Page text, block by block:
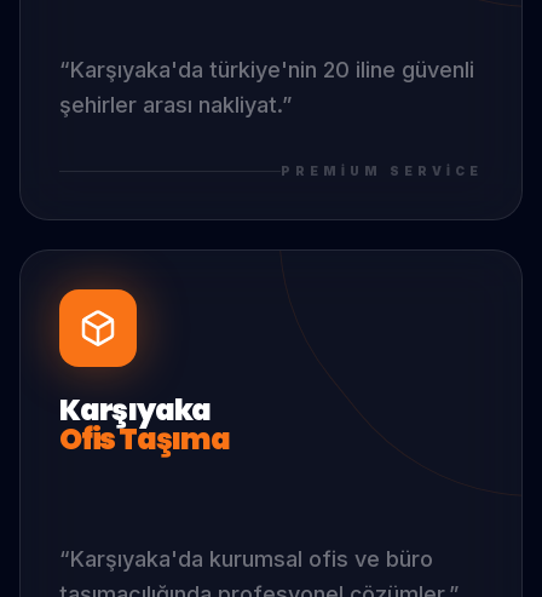
“Karşıyaka'da türkiye'nin 20 iline güvenli
şehirler arası nakliyat.”
PREMIUM SERVICE
Karşıyaka
Ofis Taşıma
“Karşıyaka'da kurumsal ofis ve büro